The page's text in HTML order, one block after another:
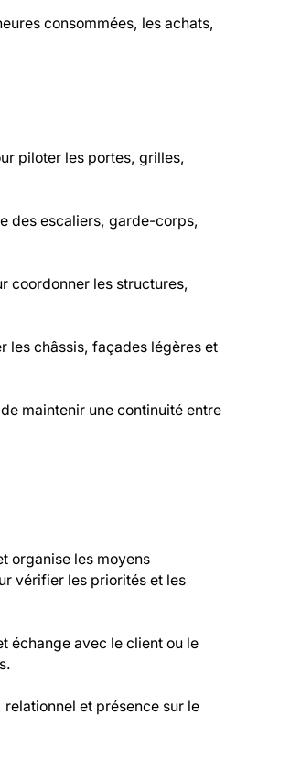
consommées, les achats,
piloter les portes, grilles,
des escaliers, garde-corps,
coordonner les structures,
les châssis, façades légères et
maintenir une continuité entre
organise les moyens
vérifier les priorités et les
échange avec le client ou le
et présence sur le